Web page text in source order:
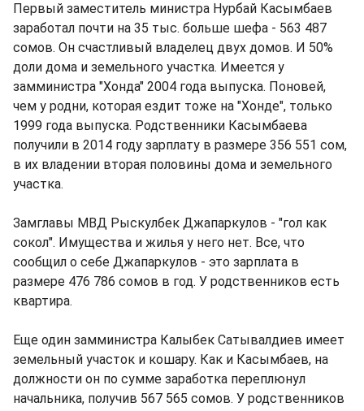
Первый заместитель министра Нурбай Касымбаев
заработал почти на 35 тыс. больше шефа - 563 487
сомов. Он счастливый владелец двух домов. И 50%
доли дома и земельного участка. Имеется у
замминистра "Хонда" 2004 года выпуска. Поновей,
чем у родни, которая ездит тоже на "Хонде", только
1999 года выпуска. Родственники Касымбаева
получили в 2014 году зарплату в размере 356 551 сом,
в их владении вторая половины дома и земельного
участка.
Замглавы МВД Рыскулбек Джапаркулов - "гол как
сокол". Имущества и жилья у него нет. Все, что
сообщил о себе Джапаркулов - это зарплата в
размере 476 786 сомов в год. У родственников есть
квартира.
Еще один замминистра Калыбек Сатывалдиев имеет
земельный участок и кошару. Как и Касымбаев, на
должности он по сумме заработка переплюнул
начальника, получив 567 565 сомов. У родственников